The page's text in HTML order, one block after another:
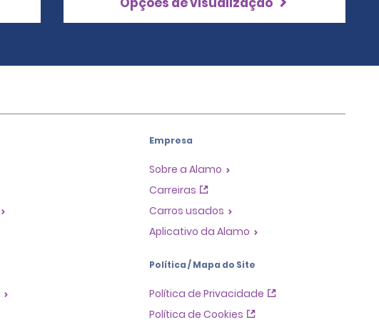
Empresa
Sobre a Alamo
Carreiras
Carros usados
Aplicativo da Alamo
Política / Mapa do Site
Política de Privacidade
Política de Cookies